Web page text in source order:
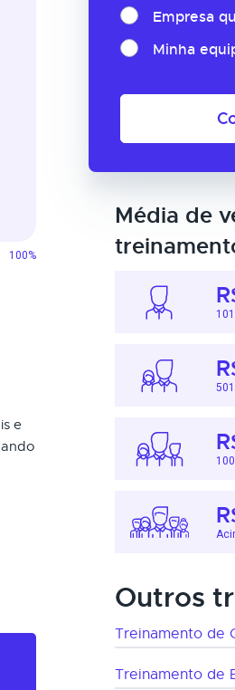
Empresa
Minha
e
Média de
Outros
Treinamento de
Treinamento de